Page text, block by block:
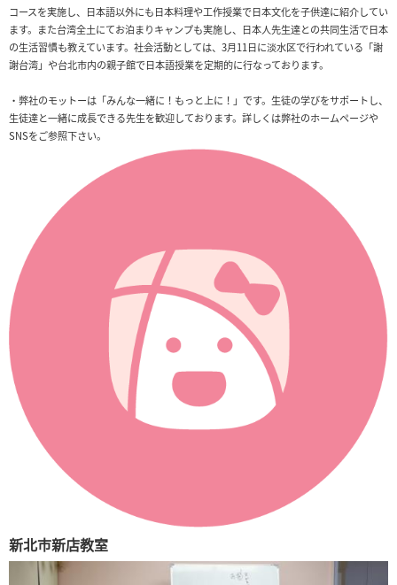
コースを実施し、日本語以外にも日本料理や工作授業で日本文化を子供達に紹介してい
ます。また台湾全土にてお泊まりキャンプも実施し、日本人先生達との共同生活で日本
の生活習慣も教えています。社会活動としては、3月11日に淡水区で行われている「謝
謝台湾」や台北市内の親子館で日本語授業を定期的に行なっております。
・弊社のモットーは「みんな一緒に！もっと上に！」です。生徒の学びをサポートし、
生徒達と一緒に成長できる先生を歓迎しております。詳しくは弊社のホームページや
SNSをご参照下さい。
新北市新店教室